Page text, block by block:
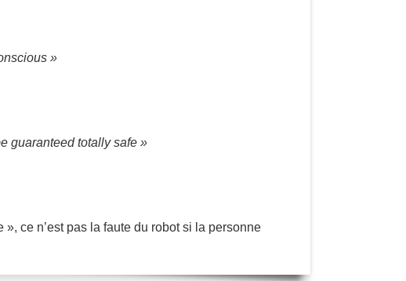
»
guaranteed totally safe »
ce n’est pas la faute du robot si la personne